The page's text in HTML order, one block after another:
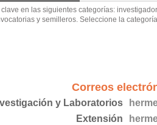
en las siguientes categorías:
y semilleros. Seleccione la
Correos
y Laboratorios
Extensión